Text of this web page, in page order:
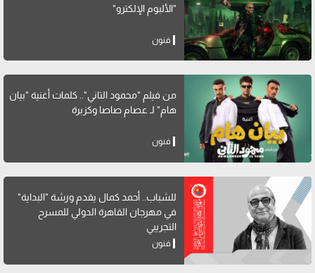
"الألبوم الإلكترو"
فنون
من فيلم "محمود التاني".. كلمات أغنية "بيان
هام" لـ عصام صاصا وكزبرة
فنون
للشباب.. أحمد كمال يقدم ورشة "البداية"
في مهرجان القاهرة الدولي للمسرح
التجريبي
فنون